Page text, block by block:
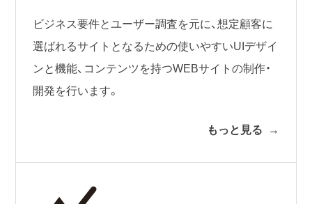
ビジネス要件とユーザー調査を元に、想定顧客に
選ばれるサイトとなるための使いやすいUIデザイ
ンと機能、コンテンツを持つWEBサイトの制作・
開発を行います。
もっと見る